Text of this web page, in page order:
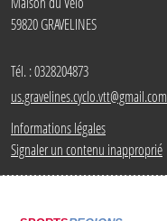
59820GRAVELINES
Tél. :0328204873
us.gravelines.cyclo.vtt@gmail.com
Informations légales
Signaler un contenu inapproprié